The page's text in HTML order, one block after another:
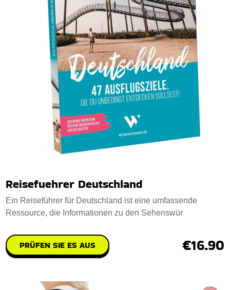
Reisefuehrer Deutschland
Ein Reiseführer für Deutschland ist eine umfassende
Ressource, die Informationen zu den Sehenswür
PRÜFEN SIE ES AUS €16.90